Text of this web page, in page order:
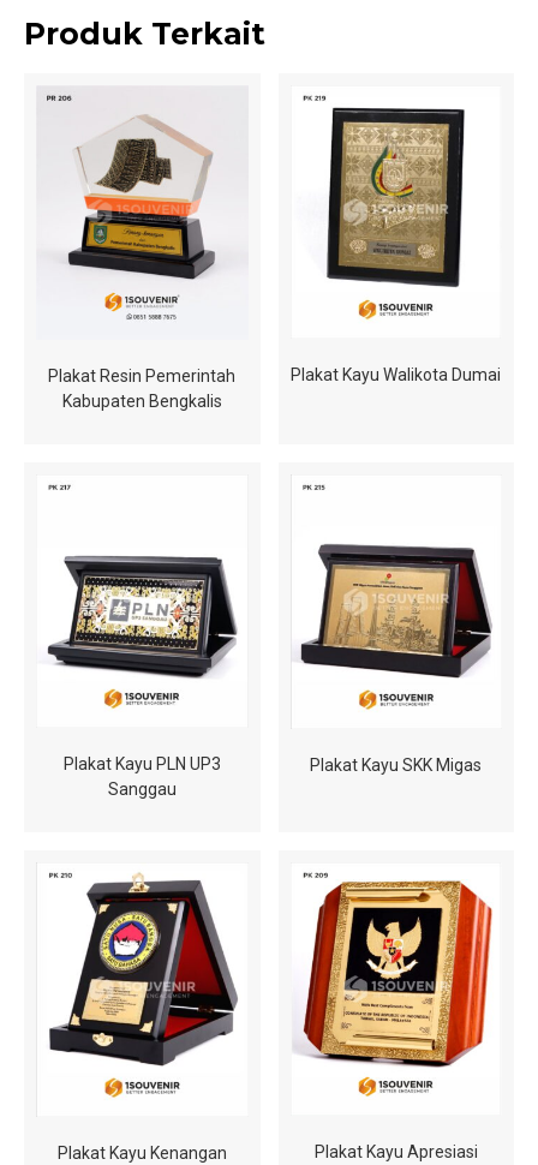
Produk Terkait
Plakat Resin Pemerintah
Kabupaten Bengkalis
Plakat Kayu Walikota Dumai
Plakat Kayu PLN UP3
Sanggau
Plakat Kayu SKK Migas
Plakat Kayu Kenangan
Plakat Kayu Apresiasi